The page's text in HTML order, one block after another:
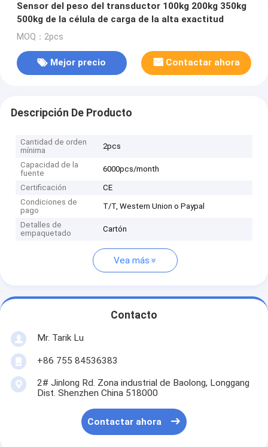
Sensor del peso del transductor 100kg 200kg 350kg
500kg de la célula de carga de la alta exactitud
MOQ：2pcs
Mejor precio Contactar ahora
Descripción De Producto
Cantidad de orden
mínima
2pcs
Capacidad de la
fuente
6000pcs/month
Certificación
CE
Condiciones de
pago
T/T, Western Union o Paypal
Detalles de
empaquetado
Cartón
Vea más
Contacto
Mr. Tarik Lu
+86 755 84536383
2# Jinlong Rd. Zona industrial de Baolong, Longgang
Dist. Shenzhen China 518000
Contactar ahora